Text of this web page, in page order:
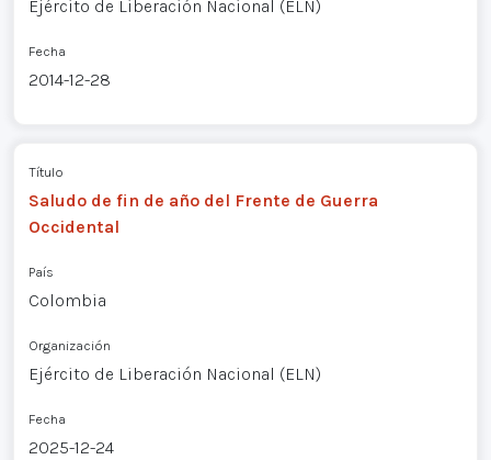
Ejército de Liberación Nacional (ELN)
Fecha
2014-12-28
Título
Saludo de fin de año del Frente de Guerra
Occidental
País
Colombia
Organización
Ejército de Liberación Nacional (ELN)
Fecha
2025-12-24